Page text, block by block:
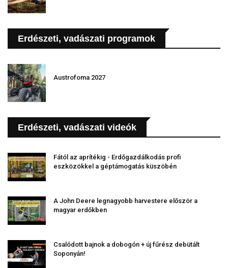
Erdészeti, vadászati programok
Austrofoma 2027
Erdészeti, vadászati videók
Fától az aprítékig - Erdőgazdálkodás profi
eszközökkel a géptámogatás küszöbén
A John Deere legnagyobb harvestere először a
magyar erdőkben
Csalódott bajnok a dobogón + új fűrész debütált
Soponyán!